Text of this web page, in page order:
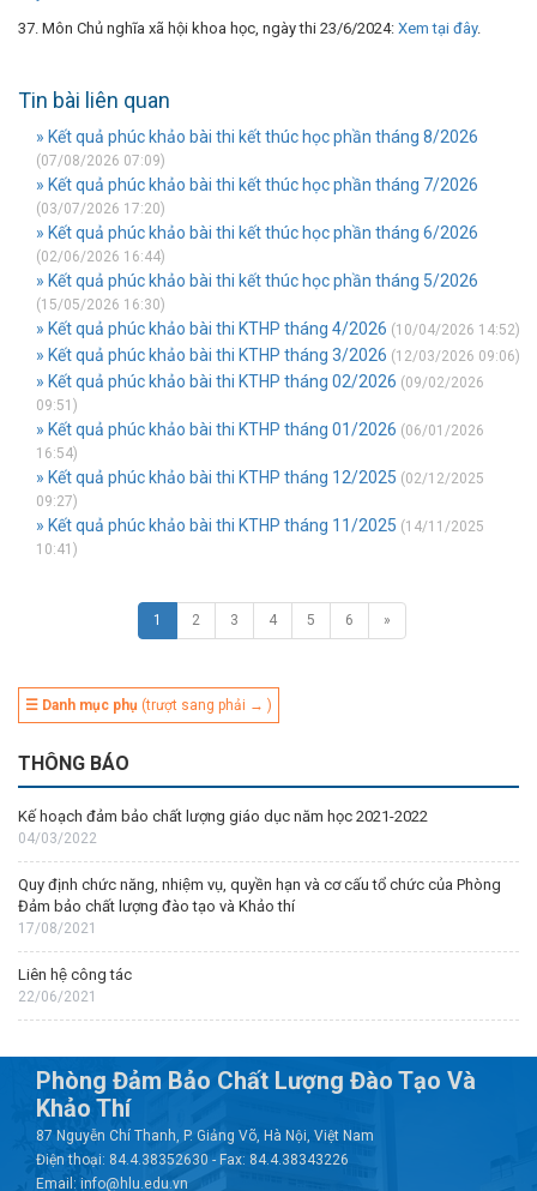
37. Môn Chủ nghĩa xã hội khoa học, ngày thi 23/6/2024: Xem tại đây.
Tin bài liên quan
» Kết quả phúc khảo bài thi kết thúc học phần tháng 8/2026
(07/08/2026 07:09)
» Kết quả phúc khảo bài thi kết thúc học phần tháng 7/2026
(03/07/2026 17:20)
» Kết quả phúc khảo bài thi kết thúc học phần tháng 6/2026
(02/06/2026 16:44)
» Kết quả phúc khảo bài thi kết thúc học phần tháng 5/2026
(15/05/2026 16:30)
» Kết quả phúc khảo bài thi KTHP tháng 4/2026 (10/04/2026 14:52)
» Kết quả phúc khảo bài thi KTHP tháng 3/2026 (12/03/2026 09:06)
» Kết quả phúc khảo bài thi KTHP tháng 02/2026 (09/02/2026
09:51)
» Kết quả phúc khảo bài thi KTHP tháng 01/2026 (06/01/2026
16:54)
» Kết quả phúc khảo bài thi KTHP tháng 12/2025 (02/12/2025
09:27)
» Kết quả phúc khảo bài thi KTHP tháng 11/2025 (14/11/2025
10:41)
1 2 3 4 5 6 »
☰ Danh mục phụ (trượt sang phải → )
THÔNG BÁO
Kế hoạch đảm bảo chất lượng giáo dục năm học 2021-2022
04/03/2022
Quy định chức năng, nhiệm vụ, quyền hạn và cơ cấu tổ chức của Phòng
Đảm bảo chất lượng đào tạo và Khảo thí
17/08/2021
Liên hệ công tác
22/06/2021
Phòng Đảm Bảo Chất Lượng Đào Tạo Và
Khảo Thí
87 Nguyễn Chí Thanh, P. Giảng Võ, Hà Nội, Việt Nam
Điện thoại: 84.4.38352630 - Fax: 84.4.38343226
Email: info@hlu.edu.vn